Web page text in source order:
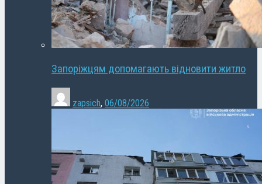
Запоріжцям допомагають відновити житло
zapsich, 06/08/2026